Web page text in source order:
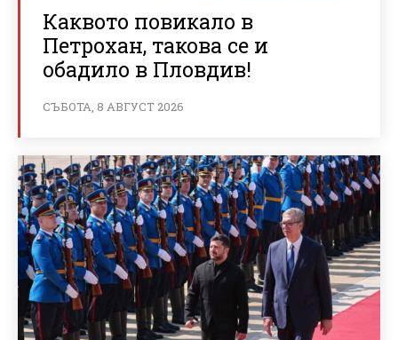
Каквото повикало в
Петрохан, такова се и
обадило в Пловдив!
СЪБОТА, 8 АВГУСТ 2026